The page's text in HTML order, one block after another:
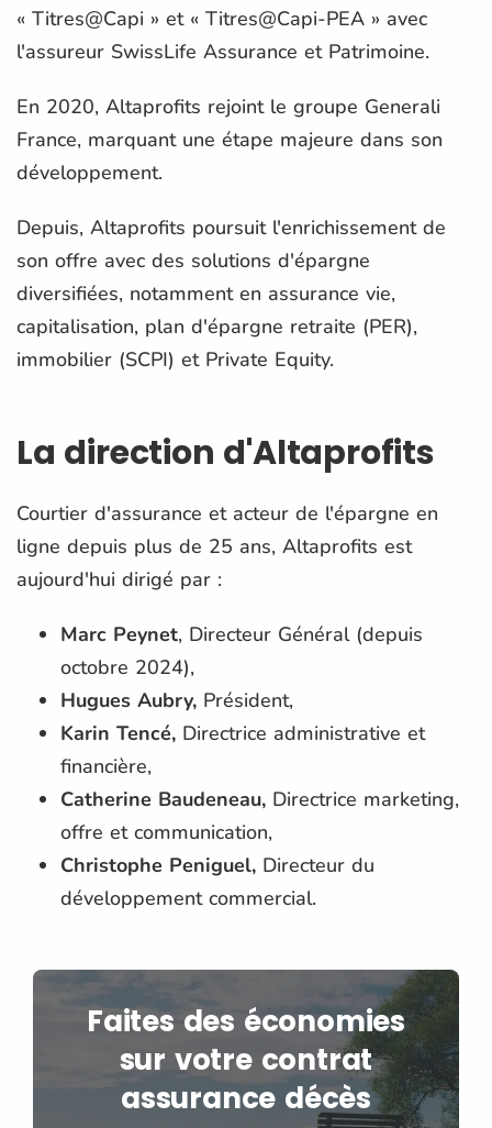
« Titres@Capi » et « Titres@Capi-PEA » avec
l'assureur SwissLife Assurance et Patrimoine.
En 2020, Altaprofits rejoint le groupe Generali
France, marquant une étape majeure dans son
développement.
Depuis, Altaprofits poursuit l'enrichissement de
son offre avec des solutions d'épargne
diversifiées, notamment en assurance vie,
capitalisation, plan d'épargne retraite (PER),
immobilier (SCPI) et Private Equity.
La direction d'Altaprofits
Courtier d'assurance et acteur de l'épargne en
ligne depuis plus de 25 ans, Altaprofits est
aujourd'hui dirigé par :
Marc Peynet, Directeur Général (depuis
octobre 2024),
Hugues Aubry, Président,
Karin Tencé, Directrice administrative et
financière,
Catherine Baudeneau, Directrice marketing,
offre et communication,
Christophe Peniguel, Directeur du
développement commercial.
Faites des économies
sur votre contrat
assurance décès